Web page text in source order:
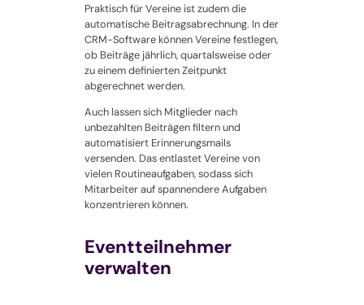
Praktisch für Vereine ist zudem die
automatische Beitragsabrechnung. In der
CRM-Software können Vereine festlegen,
ob Beiträge jährlich, quartalsweise oder
zu einem definierten Zeitpunkt
abgerechnet werden.
Auch lassen sich Mitglieder nach
unbezahlten Beiträgen filtern und
automatisiert Erinnerungsmails
versenden. Das entlastet Vereine von
vielen Routineaufgaben, sodass sich
Mitarbeiter auf spannendere Aufgaben
konzentrieren können.
Eventteilnehmer
verwalten